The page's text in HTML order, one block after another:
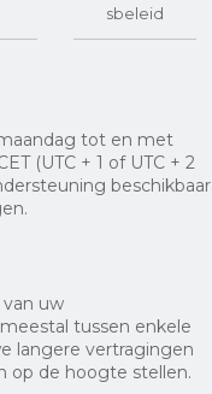
sbeleid
tot en met
(UTC + 1 of UTC + 2
beschikbaar
uw
tussen enkele
langere vertragingen
op de hoogte stellen.